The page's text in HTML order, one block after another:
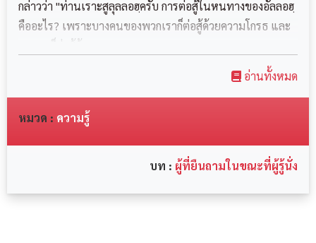
وَجَلَّ‏ }
กล่าวว่า "ท่านเราะสูลุลลอฮฺครับ การต่อสู้ในหนทางของอัลลอฮฺ
คืออะไร? เพราะบางคนของพวกเราก็ต่อสู้ด้วยความโกรธ และ
อ่านทั้งหมด
หมวด : ความรู้
บท : ผู้ที่ยืนถามในขณะที่ผู้รู้นั่ง